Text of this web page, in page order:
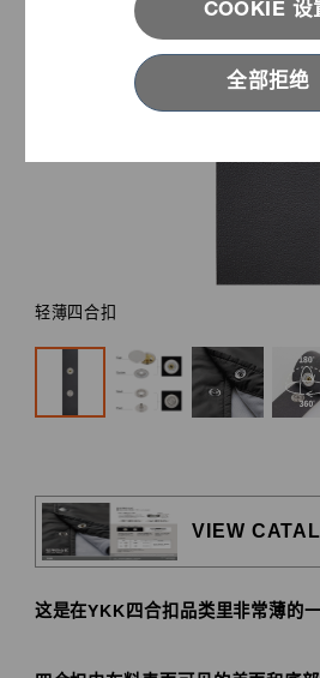
COOKIE 设
全部拒绝
轻薄四合扣
VIEW
这是在YKK四合扣品类里非常薄的一